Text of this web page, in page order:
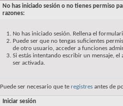
No has iniciado sesión o no tienes permiso
razones:
No has iniciado sesión. Rellena el
Puede ser que no tengas suficientes
de otro usuario, acceder a funciones
Si estás intentando escribir un mensaje,
ser activada.
Puede ser necesario que te registres antes de
Iniciar sesión